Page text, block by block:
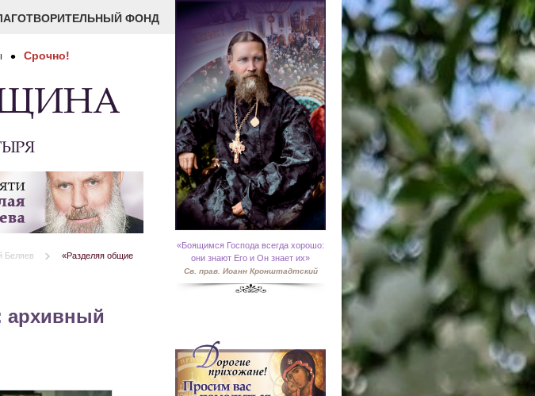
ФОНД
Срочно!
Беляев
«Разделяя общие
архивный
«Боящимся Господа всегда хорошо:
они знают Его и Он знает их»
Св. прав. Иоанн Кронштадтский